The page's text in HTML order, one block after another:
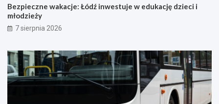
Bezpieczne wakacje: Łódź inwestuje w edukację dzieci i
młodzieży
7 sierpnia 2026